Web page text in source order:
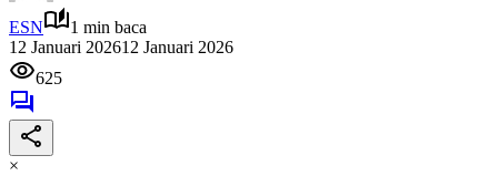
ESN
1 min baca
12 Januari 202612 Januari 2026
625
×